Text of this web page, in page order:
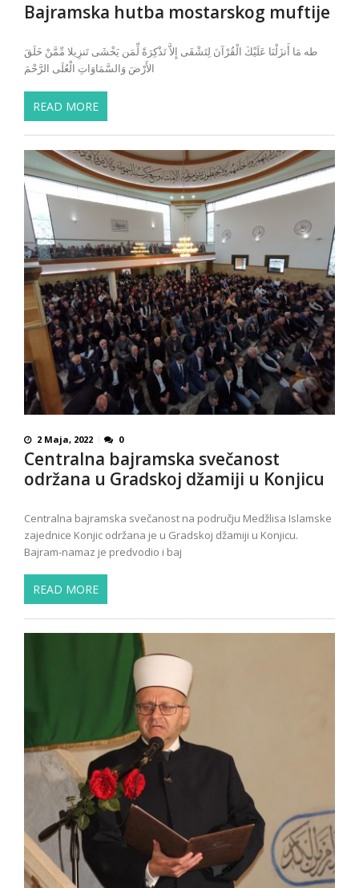
Bajramska hutba mostarskog muftije
طه مَا أَنزَلْنَا عَلَيْكَ الْقُرْآنَ لِتَشْقَى إِلاَّ تَذْكِرَةً لِّمَن يَخْشَى تَنزِيلا مِّمَّنْ خَلَقَ
الأَرْضَ وَالسَّمَاوَاتِ الْعُلَى الرَّحْمَ
READ MORE
2 Maja, 2022 0
Centralna bajramska svečanost
održana u Gradskoj džamiji u Konjicu
Centralna bajramska svečanost na području Medžlisa Islamske
zajednice Konjic održana je u Gradskoj džamiji u Konjicu.
Bajram-namaz je predvodio i baj
READ MORE